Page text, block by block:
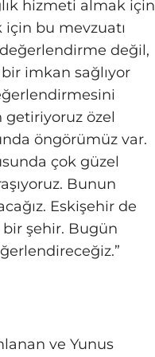
hizmeti almak için
bu mevzuatı
değil,
imkan sağlıyor
getiriyoruz özel
öngörümüz var.
çok güzel
Bunun
Eskişehir de
şehir. Bugün
ve Yunus